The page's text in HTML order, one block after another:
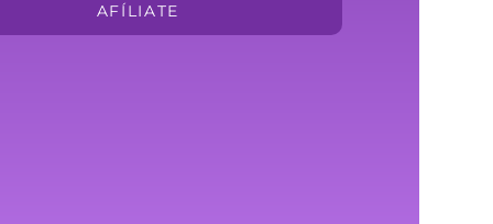
AFÍLIATE